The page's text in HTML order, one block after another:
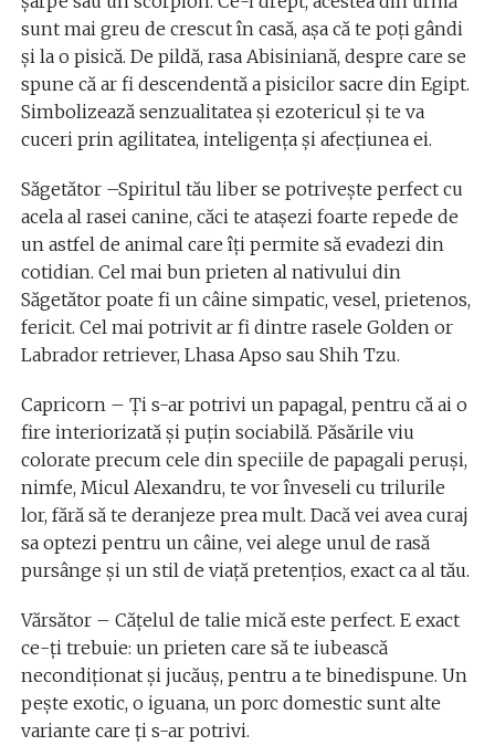
sunt mai greu de crescut în casă, așa că te poți gândi
și la o pisică. De pildă, rasa Abisiniană, despre care se
spune că ar fi descendentă a pisicilor sacre din Egipt.
Simbolizează senzualitatea şi ezotericul şi te va
cuceri prin agilitatea, inteligenţa şi afecţiunea ei.
Săgetător –Spiritul tău liber se potriveşte perfect cu
acela al rasei canine, căci te ataşezi foarte repede de
un astfel de animal care îţi permite să evadezi din
cotidian. Cel mai bun prieten al nativului din
Săgetător poate fi un câine simpatic, vesel, prietenos,
fericit. Cel mai potrivit ar fi dintre rasele Golden or
Labrador retriever, Lhasa Apso sau Shih Tzu.
Capricorn – Ți s-ar potrivi un papagal, pentru că ai o
fire interiorizată şi puţin sociabilă. Păsările viu
colorate precum cele din speciile de papagali peruşi,
nimfe, Micul Alexandru, te vor înveseli cu trilurile
lor, fără să te deranjeze prea mult. Dacă vei avea curaj
sa optezi pentru un câine, vei alege unul de rasă
pursânge şi un stil de viaţă pretenţios, exact ca al tău.
Vărsător – Căţelul de talie mică este perfect. E exact
ce-ţi trebuie: un prieten care să te iubească
necondiţionat și jucăuş, pentru a te binedispune. Un
peşte exotic, o iguana, un porc domestic sunt alte
variante care ţi s-ar potrivi.